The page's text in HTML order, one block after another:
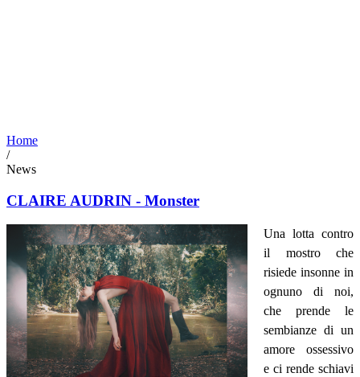
Home
/
News
CLAIRE AUDRIN - Monster
Una lotta contro
il mostro che
risiede insonne in
ognuno di noi,
che prende le
sembianze di un
amore ossessivo
e ci rende schiavi